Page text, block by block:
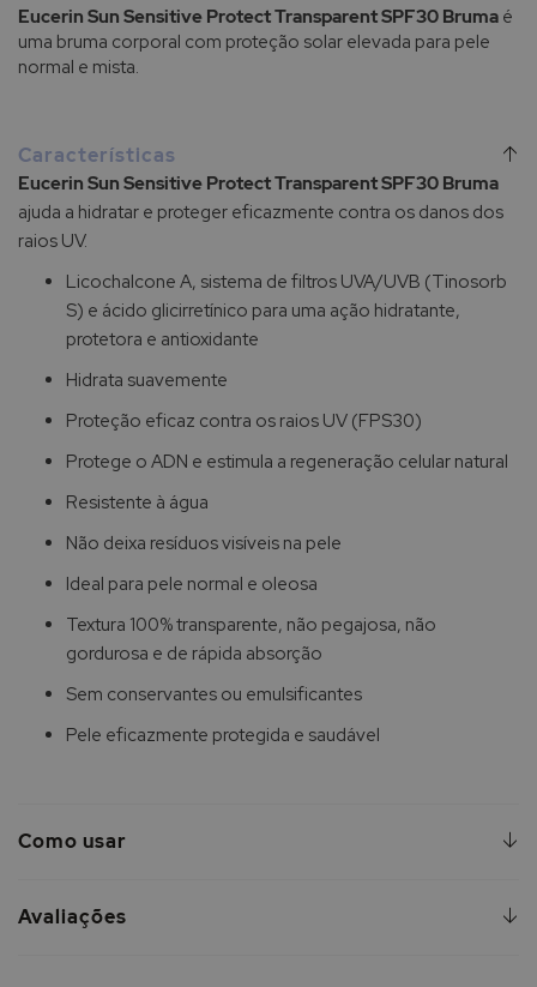
Eucerin Sun Sensitive Protect Transparent SPF30 Bruma é
uma bruma corporal com proteção solar elevada para pele
normal e mista.
Características
Eucerin Sun Sensitive Protect Transparent SPF30 Bruma
ajuda a hidratar e proteger eficazmente contra os danos dos
raios UV.
Licochalcone A, sistema de filtros UVA/UVB (Tinosorb
S) e ácido glicirretínico para uma ação hidratante,
protetora e antioxidante
Hidrata suavemente
Proteção eficaz contra os raios UV (FPS30)
Protege o ADN e estimula a regeneração celular natural
Resistente à água
Não deixa resíduos visíveis na pele
Ideal para pele normal e oleosa
Textura 100% transparente, não pegajosa, não
gordurosa e de rápida absorção
Sem conservantes ou emulsificantes
Pele eficazmente protegida e saudável
Como usar
Avaliações